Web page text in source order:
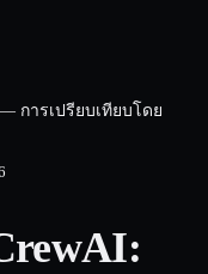
— การเปรียบเทียบโดย